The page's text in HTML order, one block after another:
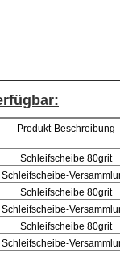
Produkt-Beschreibung
Schleifscheibe 80grit
Schleifscheibe-
Schleifscheibe 80grit
Schleifscheibe-
Schleifscheibe 80grit
Schleifscheibe-